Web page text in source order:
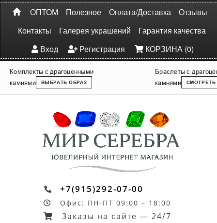
ОПТОМ Полезное Оплата/Доставка
Отзывы
Контакты
Галерея украшений
Гарантия качества
Вход
Регистрация КОРЗИНА (0)
Комплекты с драгоценными
камнями
ВЫБРАТЬ ОБРАЗ
Браслеты с
камнями
СМОТРЕТЬ
+7(915)292-07-00
Офис: ПН-ПТ 09:00 – 18:00
Заказы на сайте — 24/7